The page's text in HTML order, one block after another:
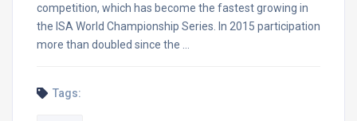
competition, which has become the fastest growing in
the ISA World Championship Series. In 2015 participation
more than doubled since the …
Tags: